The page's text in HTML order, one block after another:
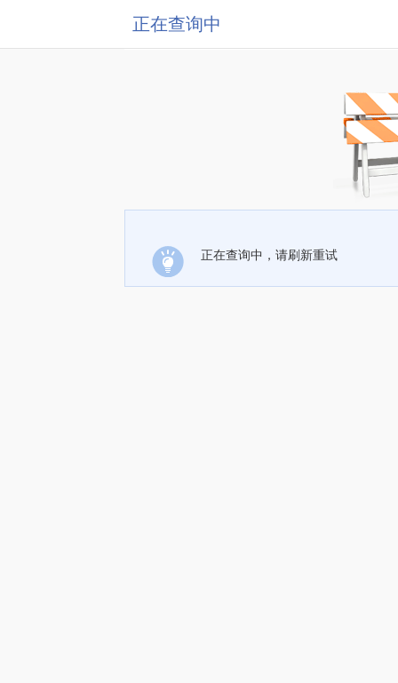
正在查询中
正在查询中，请刷新重试